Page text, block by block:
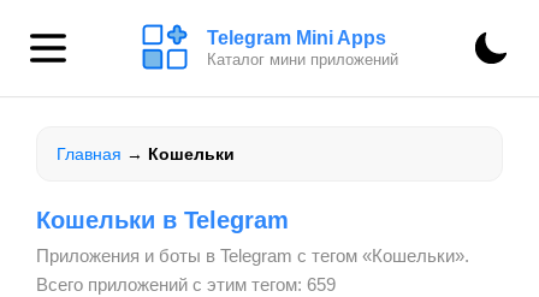
Telegram Mini Apps
Каталог мини приложений
Главная → Кошельки
Кошельки в Telegram
Приложения и боты в Telegram с тегом «Кошельки».
Всего приложений с этим тегом: 659